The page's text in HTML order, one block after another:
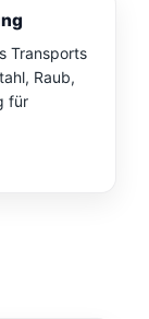
Transports
Raub,
für